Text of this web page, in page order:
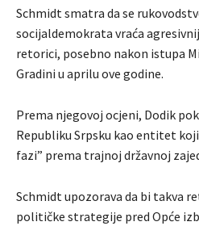
Schmidt smatra da se
socijaldemokrata vraća
retorici, posebno nakon istupa
Gradini u aprilu ove godine.
Prema njegovoj ocjeni, Dodik
Republiku Srpsku kao entitet
fazi” prema trajnoj državnoj
Schmidt upozorava da bi takva
političke strategije pred Opće